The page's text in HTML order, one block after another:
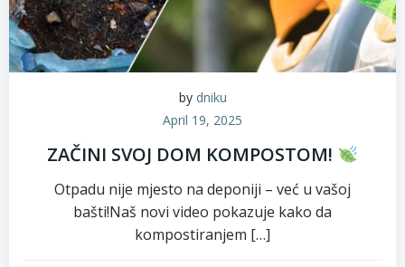
by dniku
April 19, 2025
ZAČINI SVOJ DOM KOMPOSTOM!
Otpadu nije mjesto na deponiji – već u vašoj
bašti!Naš novi video pokazuje kako da
kompostiranjem […]